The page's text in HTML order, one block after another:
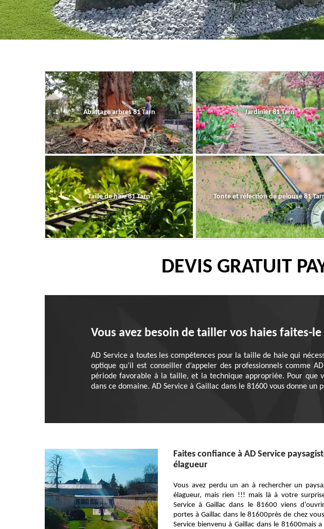
Abattage arbres 81 Tarn Jardinier 81 Tarn
Taille de haie 81 Tarn Tonte et réfection de pelouse 81
DEVIS GRATUIT
Vous avez besoin de tailler vos haies faites-le
AD Service a toutes les compétences pour la taille de haie qui
optique qu’il est conseiller d’appeler des professionnels comme
période favorable à la taille, et la technique appropriée. Pour que
dans ce domaine. AD Service à Gaillac dans le 81600 vous donne
Faites confiance à AD Service
élagueur
Vous avez perdu un an à rechercher un
élagueur, mais rien !!! mais là à votre
Service à Gaillac dans le 81600 viens
portes à Gaillac dans le 81600près de chez
Service bienvenu à Gaillac dans le 81600mais